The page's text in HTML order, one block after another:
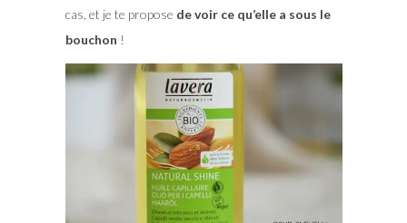
cas, et je te propose de voir ce qu’elle a sous le
bouchon !